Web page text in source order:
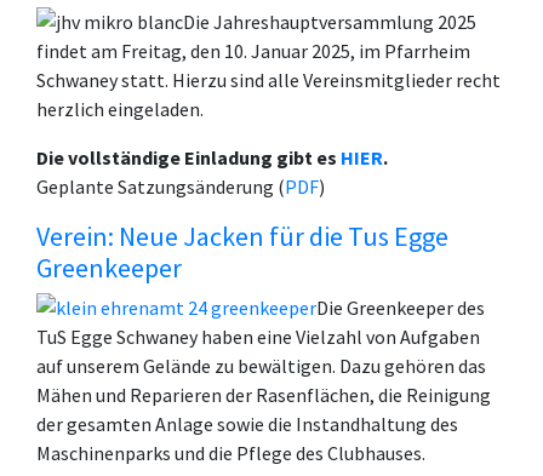
Die Jahreshauptversammlung 2025
findet am Freitag, den 10. Januar 2025, im Pfarrheim
Schwaney statt. Hierzu sind alle Vereinsmitglieder recht
herzlich eingeladen.
Die vollständige Einladung gibt es HIER.
Geplante Satzungsänderung (PDF)
Verein: Neue Jacken für die Tus Egge
Greenkeeper
Die Greenkeeper des
TuS Egge Schwaney haben eine Vielzahl von Aufgaben
auf unserem Gelände zu bewältigen. Dazu gehören das
Mähen und Reparieren der Rasenflächen, die Reinigung
der gesamten Anlage sowie die Instandhaltung des
Maschinenparks und die Pflege des Clubhauses.